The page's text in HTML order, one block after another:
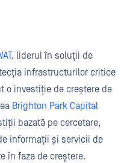
, liderul în soluții de
infrastructurilor critice
o investiție de creștere de
Brighton Park Capital
bazată pe cercetare,
informații și servicii de
în faza de creștere.